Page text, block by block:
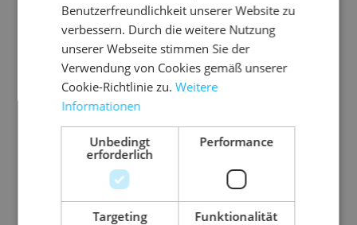
Farbe
weiß
Material
PE-Schaumfolie
Gewicht
13500 g
Zubehör-Artikel
Benutzerfreundlichkeit unserer Website zu
verbessern. Durch die weitere Nutzung
unserer Webseite stimmen Sie der
Verwendung von Cookies gemäß unserer
Cookie-Richtlinie zu.Weitere
Informationen
Unbedingt
erforderlich
Performance
Targeting Funktionalität